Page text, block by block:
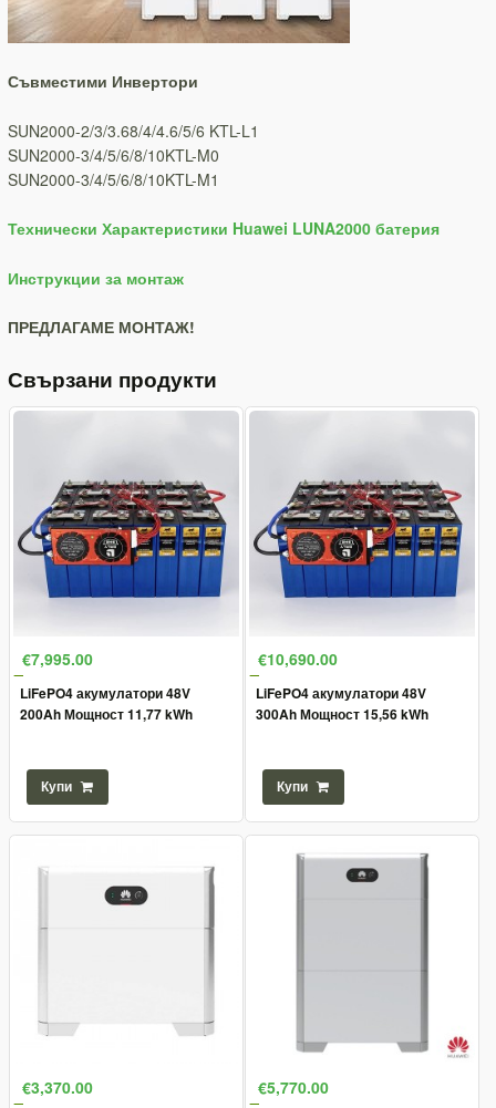
Съвместими Инвертори
SUN2000-2/3/3.68/4/4.6/5/6 KTL-L1
SUN2000-3/4/5/6/8/10KTL-M0
SUN2000-3/4/5/6/8/10KTL-M1
Технически Характеристики Huawei LUNA2000 батерия
Инструкции за монтаж
ПРЕДЛАГАМЕ МОНТАЖ!
Свързани продукти
€7,995.00
LiFePO4 акумулатори 48V
200Ah Мощност 11,77 kWh
Купи
€10,690.00
LiFePO4 акумулатори 48V
300Ah Мощност 15,56 kWh
Купи
€3,370.00 €5,770.00